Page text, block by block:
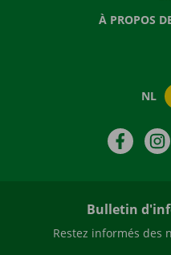
À PROPOS
NL
Bulletin
Restez informés des